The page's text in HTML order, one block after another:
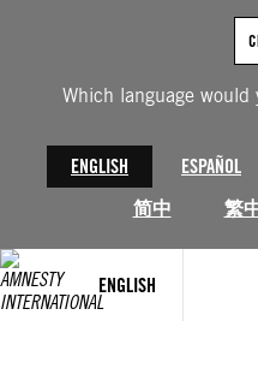
Which language
ENGLISH ESPAÑOL
简中
繁
ENGLISH